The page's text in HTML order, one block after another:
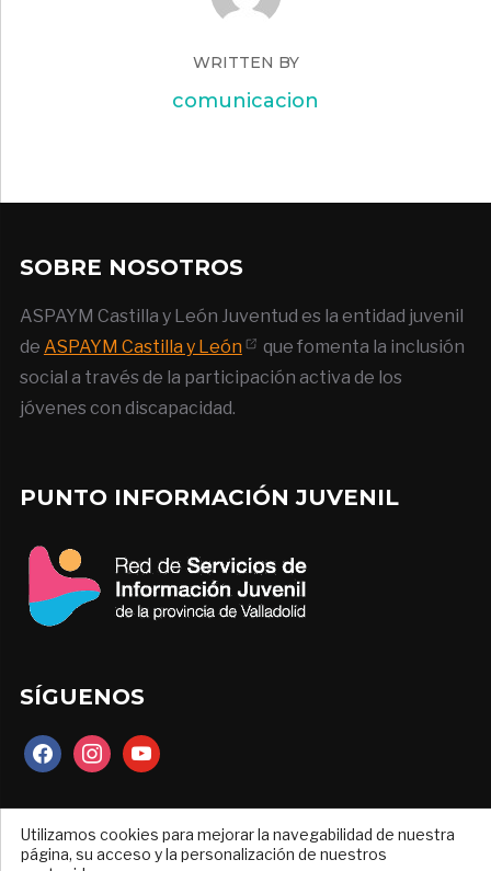
WRITTEN BY
comunicacion
SOBRE NOSOTROS
ASPAYM Castilla y León Juventud es la entidad juvenil
de ASPAYM Castilla y León
que fomenta la inclusión
social a través de la participación activa de los
jóvenes con discapacidad.
PUNTO INFORMACIÓN JUVENIL
SÍGUENOS
facebookinstagram
youtube
Utilizamos cookies para mejorar la navegabilidad de nuestra
página, su acceso y la personalización de nuestros